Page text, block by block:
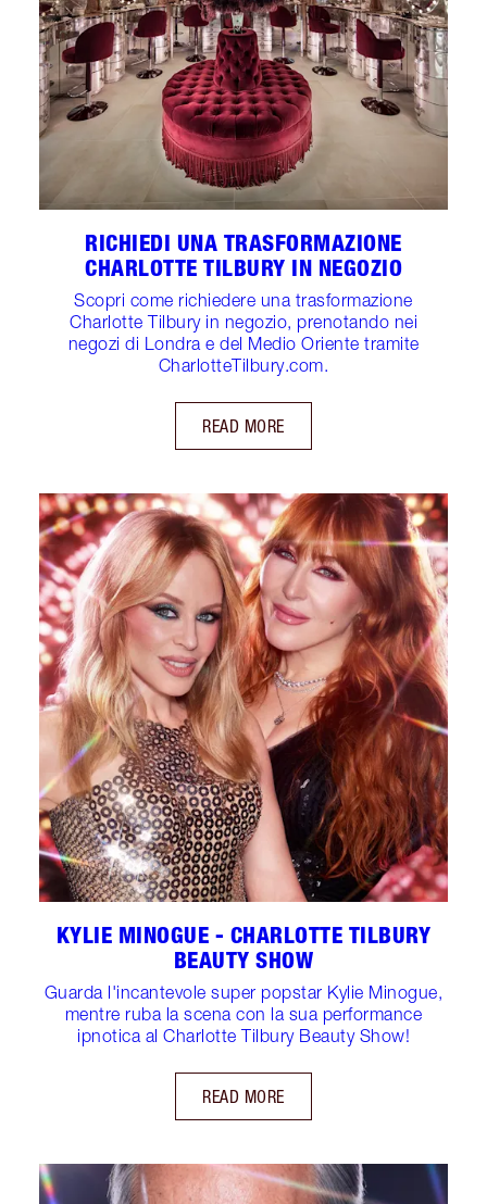
RICHIEDI UNA TRASFORMAZIONE
CHARLOTTE TILBURY IN NEGOZIO
Scopri come richiedere una trasformazione
Charlotte Tilbury in negozio, prenotando nei
negozi di Londra e del Medio Oriente tramite
CharlotteTilbury.com.
READ MORE
KYLIE MINOGUE - CHARLOTTE TILBURY
BEAUTY SHOW
Guarda l'incantevole super popstar Kylie Minogue,
mentre ruba la scena con la sua performance
ipnotica al Charlotte Tilbury Beauty Show!
READ MORE